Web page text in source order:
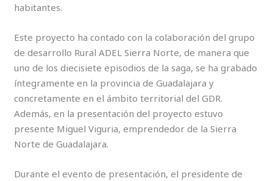
habitantes.
Este proyecto ha contado con la colaboración del grupo
de desarrollo Rural ADEL Sierra Norte, de manera que
uno de los diecisiete episodios de la saga, se ha grabado
íntegramente en la provincia de Guadalajara y
concretamente en el ámbito territorial del GDR.
Además, en la presentación del proyecto estuvo
presente Miguel Viguria, emprendedor de la Sierra
Norte de Guadalajara.
Durante el evento de presentación, el presidente de